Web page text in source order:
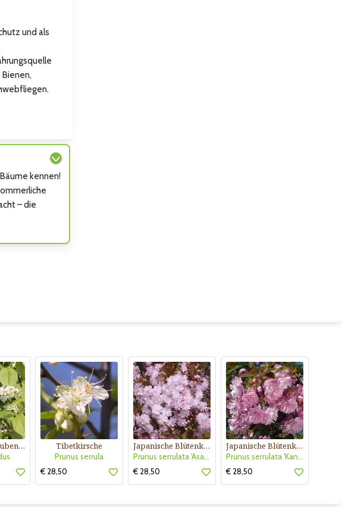
und als
kennen!
– die
HeimischeTraubenkirsche Tibetkirsche
Prunus serrula
€ 28,50
Japanische Blütenkirsche
Prunus serrulata 'Asano'
€ 28,50
Japanische Blütenkirsche
Prunus serrulata 'Kanzan'
€ 28,50